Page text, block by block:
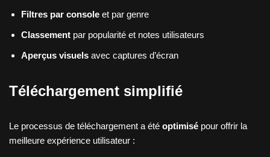
Filtres par console et par genre
Classement par popularité et notes utilisateurs
Aperçus visuels avec captures d’écran
Téléchargement simplifié
Le processus de téléchargement a été optimisé pour offrir la
meilleure expérience utilisateur :